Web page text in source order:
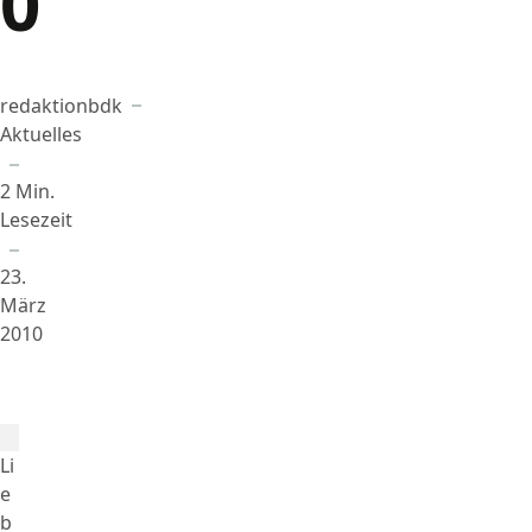
Beigetragen von
redaktionbdk
in
Aktuelles
2 Min.
Lesezeit
23.
März
2010
Li
e
b